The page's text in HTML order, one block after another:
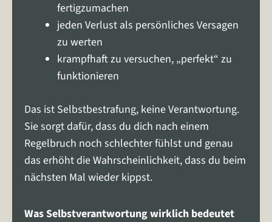
fertigzumachen
jeden Verlust als persönliches Versagen
zu werten
krampfhaft zu versuchen, „perfekt“ zu
funktionieren
Das ist Selbstbestrafung, keine Verantwortung.
Sie sorgt dafür, dass du dich nach einem
Regelbruch noch schlechter fühlst und genau
das erhöht die Wahrscheinlichkeit, dass du beim
nächsten Mal wieder kippst.
Was Selbstverantwortung wirklich bedeutet